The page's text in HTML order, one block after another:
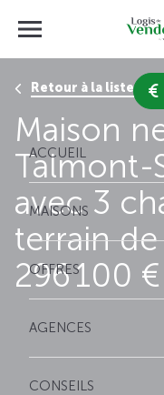
ACCUEIL
MAISONS
OFFRES
AGENCES
CONSEILS
Retour à la liste
Maison
Talmont-
avec 3
terrain
296 100 €